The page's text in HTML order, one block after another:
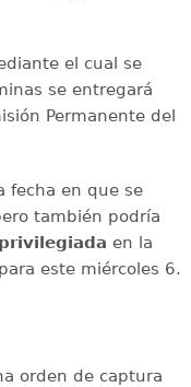
el cual se
se entregará
Permanente del
fecha en que se
también podría
en la
este miércoles 6.
orden de captura